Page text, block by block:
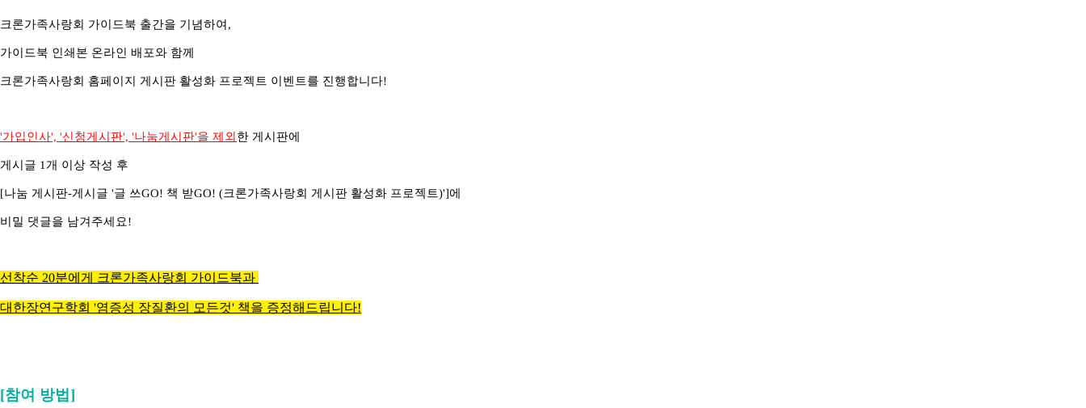
크론가족사랑회 가이드북 출간을 기념하여,
가이드북 인쇄본 온라인 배포와 함께
크론가족사랑회 홈페이지 게시판 활성화 프로젝트 이벤트를 진행합니다!
'가입인사', '신청게시판', '나눔게시판'을 제외 한 게시판에
게시글 1개 이상 작성 후
[나눔 게시판-게시글 '글 쓰GO! 책 받GO! (크론가족사랑회 게시판 활성화 프로젝트)']에
비밀 댓글을 남겨주세요!
선착순 20분에게 크론가족사랑회 가이드북과
대한장연구학회 '염증성 장질환의 모든것' 책을 증정해드립니다!
[참여 방법]